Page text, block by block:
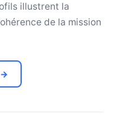
illustrent la
de la mission
→